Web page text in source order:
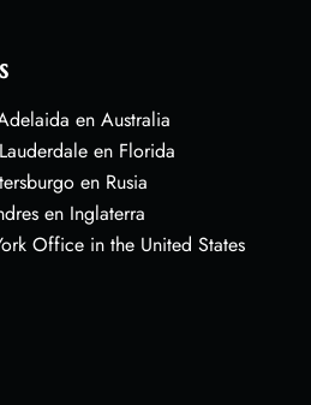
en Australia
en Florida
en Rusia
en Inglaterra
Office in the United States